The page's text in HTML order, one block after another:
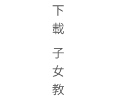
下
載
子
女
教